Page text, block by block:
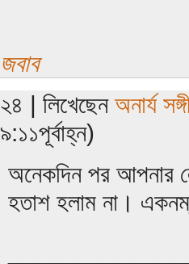
জবাব
২৪ | লিখেছেন অনার্য
৯:১১পূর্বাহ্ন)
অনেকদিন পর আপনার
হতাশ হলাম না।